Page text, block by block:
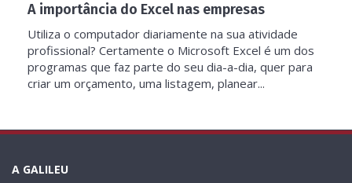
A importância do Excel nas empresas
Utiliza o computador diariamente na sua atividade
profissional? Certamente o Microsoft Excel é um dos
programas que faz parte do seu dia-a-dia, quer para
criar um orçamento, uma listagem, planear...
A GALILEU